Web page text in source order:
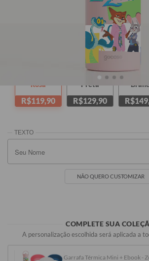
350ml -
Rosa
R$119,90
Preta
R$129,90
NÃO QUERO CUSTOMIZAR
COMPLETE SUA
A personalização escolhida será aplicada a